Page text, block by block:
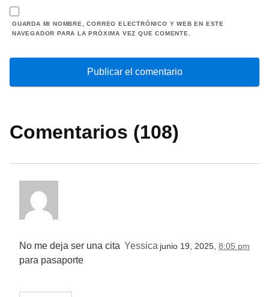
GUARDA MI NOMBRE, CORREO ELECTRÓNICO Y WEB EN ESTE
NAVEGADOR PARA LA PRÓXIMA VEZ QUE COMENTE.
Comentarios (108)
Yessica junio 19, 2025, 8:05 pm
No me deja ser una cita
para pasaporte